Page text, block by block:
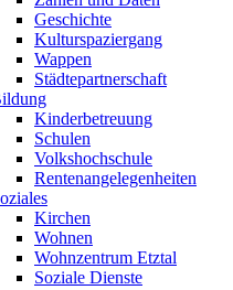
Geschichte
Kulturspaziergang
Wappen
Städtepartnerschaft
Kinderbetreuung
Schulen
Volkshochschule
Rentenangelegenheiten
Kirchen
Wohnen
Wohnzentrum Etztal
Soziale Dienste